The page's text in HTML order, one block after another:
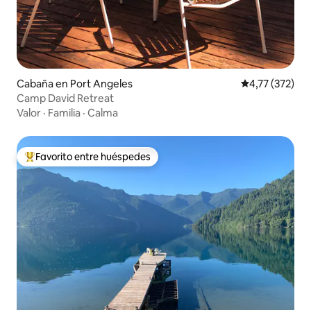
Cabaña en Port Angeles Calificación
4,77 (372)
Camp David Retreat
Valor · Familia · Calma
Favorito entre los huéspedes más destacados
Favorito entre huéspedes